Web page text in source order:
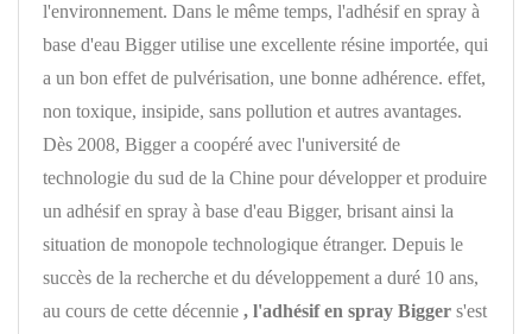
l'environnement. Dans le même temps, l'adhésif en spray à
base d'eau Bigger utilise une excellente résine importée, qui
a un bon effet de pulvérisation, une bonne adhérence. effet,
non toxique, insipide, sans pollution et autres avantages.
Dès 2008, Bigger a coopéré avec l'université de
technologie du sud de la Chine pour développer et produire
un adhésif en spray à base d'eau Bigger, brisant ainsi la
situation de monopole technologique étranger. Depuis le
succès de la recherche et du développement a duré 10 ans,
au cours de cette décennie , l'adhésif en spray Bigger s'est